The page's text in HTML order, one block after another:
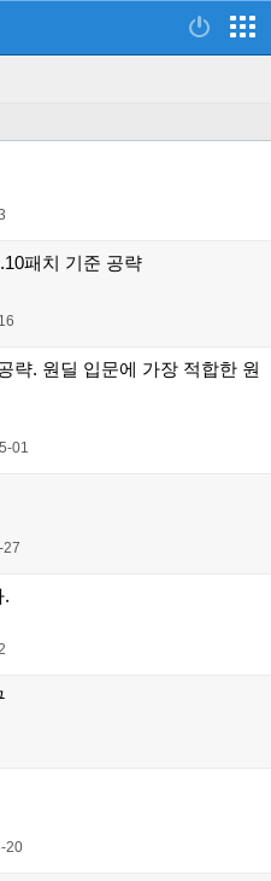
패치 기준 공략
략. 원딜 입문에 가장 적합한 원
01
27
.
20